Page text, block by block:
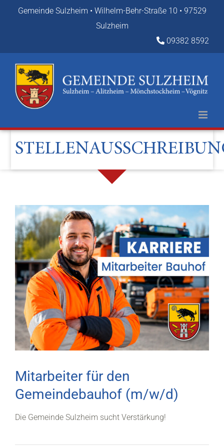
Gemeinde Sulzheim • Wilhelm-Behr-Straße 10 • 97529
Sulzheim
09382 8592
Mitarbeiter für den
Gemeindebauhof (m/w/d)
Die Gemeinde Sulzheim sucht Verstärkung!